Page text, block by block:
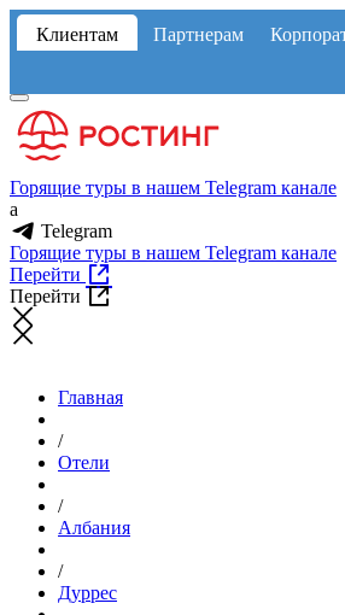
Клиентам Партнерам
Горящие туры в нашем Telegram канале
a
Telegram
Горящие туры в нашем Telegram канале
Перейти
Перейти
Главная
/
Отели
/
Албания
/
Дуррес